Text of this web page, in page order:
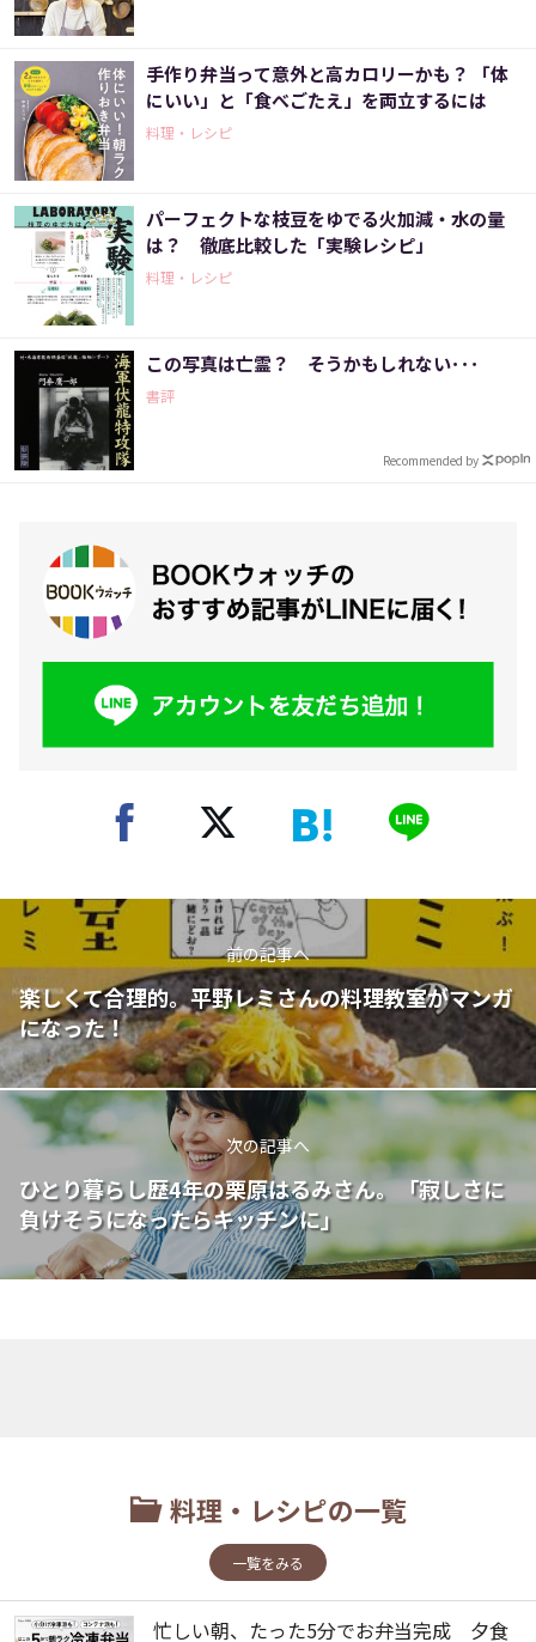
手作り弁当って意外と高カロリーかも？ 「体
にいい」と「食べごたえ」を両立するには
料理・レシピ
パーフェクトな枝豆をゆでる火加減・水の量
は？ 徹底比較した「実験レシピ」
料理・レシピ
この写真は亡霊？ そうかもしれない･･･
書評
Recommended by
前の記事へ
楽しくて合理的。平野レミさんの料理教室がマンガ
になった！
次の記事へ
ひとり暮らし歴4年の栗原はるみさん。「寂しさに
負けそうになったらキッチンに」
料理・レシピの一覧
一覧をみる
忙しい朝、たった5分でお弁当完成 夕食